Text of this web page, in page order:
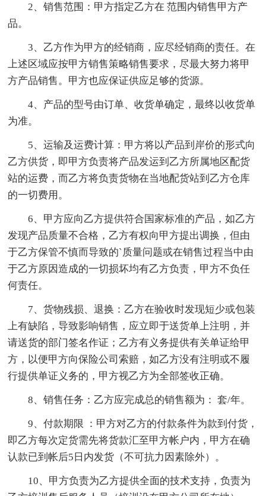
2、销售范围：甲方指定乙方在 范围内销售甲方产
品。
3、乙方作为甲方的经销商，应尽经销商的责任。在
上述区域应按甲方销售策略销售要求，尽最大努力将甲
方产品销售。甲方也应保证供应足够的货源。
4、产品的型号由订单、收货单确定，最终以收货单
为准。
5、运输及运费计算：甲方将以产品到岸价的形式向
乙方供货，即甲方负责将产品发运到乙方所属地区配货
站的运费，而乙方将负责货物在当地配货站到乙方仓库
的一切费用。
6、甲方应向乙方提供符合国家标准的产品，如乙方
发现产品质量不合格，乙方有权向甲方提出调换，但由
于乙方保管不慎而导致的`质量问题或在销售过程当中由
于乙方原因造成的一切损坏均有乙方负责，甲方不负任
何责任。
7、货物残损、退换：乙方在验收时发现短少或包装
上有缺陷，导致影响销售，应立即于送货单上注明，并
请送货的部门签名作证；乙方有义务提供有关单证给甲
方，以便甲方向保险公司索赔，如乙方没有注明或不履
行提供单证义务的，甲方视乙方为全部签收正确。
8、销售任务：乙方应完成总的销售额为： 套/年。
9、付款期限 ：甲方对乙方的付款条件为款到付货，
即乙方每次定货需先将货款汇至甲方帐户内，甲方在确
认款已到帐后5日内发货（不可抗力因素除外）。
10、甲方负责为乙方提供全面的技术支持，负责为